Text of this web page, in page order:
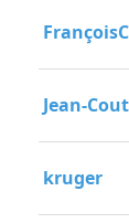
Jean-
kruger